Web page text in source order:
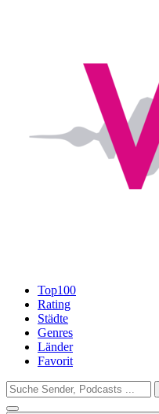
Top100
Rating
Städte
Genres
Länder
Favorit